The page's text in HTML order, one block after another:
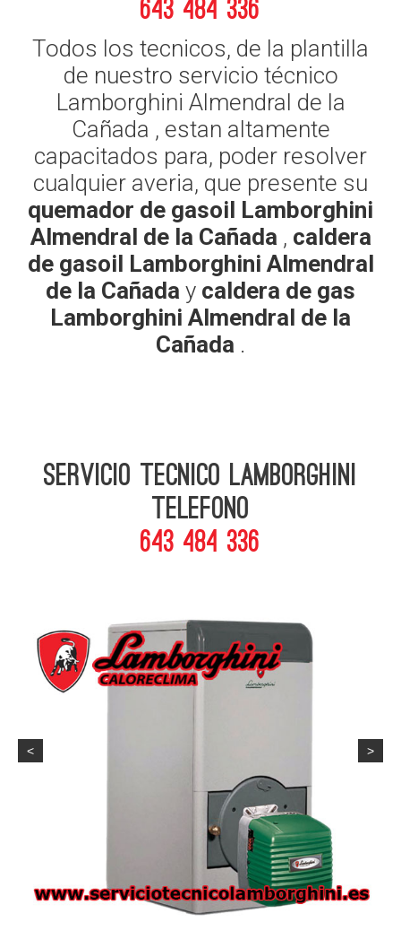
643 484 336
Todos los tecnicos, de la plantilla
de nuestro servicio técnico
Lamborghini Almendral de la
Cañada , estan altamente
capacitados para, poder resolver
cualquier averia, que presente su
quemador de gasoil Lamborghini
Almendral de la Cañada , caldera
de gasoil Lamborghini Almendral
de la Cañada y caldera de gas
Lamborghini Almendral de la
Cañada .
Servicio Tecnico Lamborghini
telefono
643 484 336
< >